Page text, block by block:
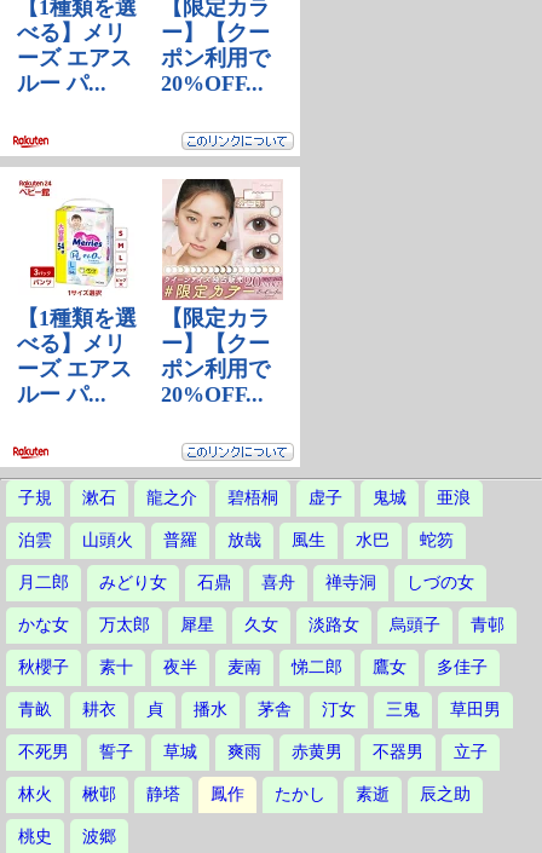
子規 漱石 龍之介 碧梧桐 虚子 鬼城 亜浪
泊雲 山頭火 普羅 放哉 風生 水巴 蛇笏
月二郎 みどり女 石鼎 喜舟 禅寺洞 しづの女
かな女 万太郎 犀星 久女 淡路女 烏頭子 青邨
秋櫻子 素十 夜半 麦南 悌二郎 鷹女 多佳子
青畝 耕衣 貞 播水 茅舎 汀女 三鬼 草田男
不死男 誓子 草城 爽雨 赤黄男 不器男 立子
林火 楸邨 静塔 鳳作 たかし 素逝 辰之助
桃史 波郷